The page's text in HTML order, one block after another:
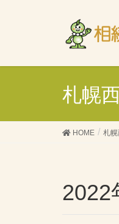
札幌
HOME 札
2022